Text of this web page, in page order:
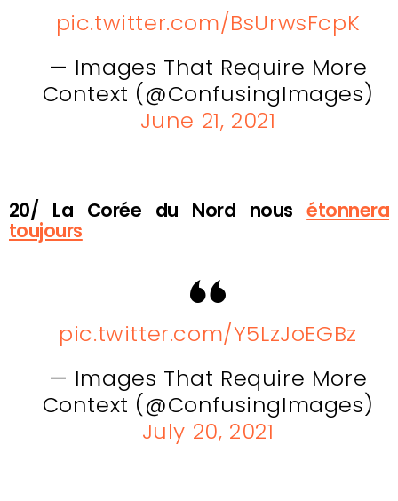
pic.twitter.com/BsUrwsFcpK
— Images That Require More
Context (@ConfusingImages)
June 21, 2021
20/ La Corée du Nord nousétonnera
toujours
pic.twitter.com/Y5LzJoEGBz
— Images That Require More
Context (@ConfusingImages)
July 20, 2021